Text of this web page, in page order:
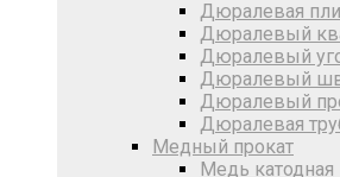
Дюралевая
Дюралевый
Дюралевый
Дюралевый
Дюралевый
Дюралевая
Медный прокат
Медь катодная